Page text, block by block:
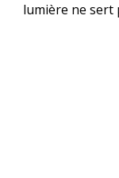
lumière ne sert